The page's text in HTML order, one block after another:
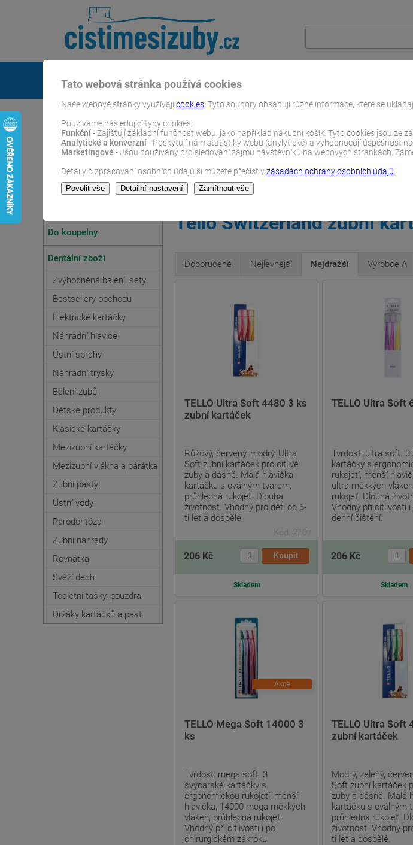
Tato webová stránka používá cookies
Naše webové stránky využívajícookies . Tyto soubory obsahují různé informace, které se
Používáme následující typy cookies:
Funkční- Zajišťují základní funčnost webu, jako například nákupní košík. Tyto cookies jsou ze
Analytické a konverzní- Poskytují nám statistiky webu (anylytické) a vyhodnocují úspěšnost
Marketingové - Jsou používány pro sledování zájmu návštěvníků na webových stránkách.
Detaily o zpracování osobních údajů si můžete přečíst vzásadách ochrany osobních údajů
O nás
ČistímeSiZuby.cz E-shop Dentální zboží Klasické kartáčky
Do koupelny
Dentální zboží
Zvýhodněná balení, sety
Bestsellery obchodu
Elektrické kartáčky
Náhradní hlavice
Ústní sprchy
Náhradní trysky
Bělení zubů
Dětské produkty
Klasické kartáčky
Mezizubní kartáčky
Mezizubní vlákna a párátka
Zubní pasty
Ústní vody
Parodontóza
Zubní náhrady
Rovnátka
Svěží dech
Toaletní tašky, pouzdra
Držáky kartáčků a past
Tello Switzerland zubní
Doporučené Nejlevnější Nejdražší Výrobce A
TELLO Ultra Soft 4480 3 ks
zubní kartáček
Růžový, červený, modrý, Ultra
Soft zubní kartáček pro citlivé
zuby a dásně. Malá hlavička
kartáčku s oválným tvarem,
průhledná rukojeť. Dlouhá
životnost. Vhodný pro děti od 6-
ti let a dospělé
Kód: 2107
206 Kč
Skladem
TELLO Ultra Soft
Tvrdost: ultra soft. 3
kartáčky s
rukojetí, menší
ultra měkkých
rukojeť. Dlouhá
Vhodný při citlivosti i
denní čištění.
206 Kč
Skladem
Akce
TELLO Mega Soft 14000 3
ks
Tvrdost: mega soft. 3
švýcarské kartáčky s
ergonomickou rukojetí, menší
hlavička, 14000 mega měkkých
vláken, průhledná rukojeť.
Vhodný při citlivosti i po
chirurgickém zákroku.
TELLO Ultra Soft
zubní kartáček
Modrý, zelený,
Soft zubní kartáček
zuby a dásně. Malá
kartáčku s oválným
průhledná rukojeť.
životnost. Vhodný
ti let a dospělé.